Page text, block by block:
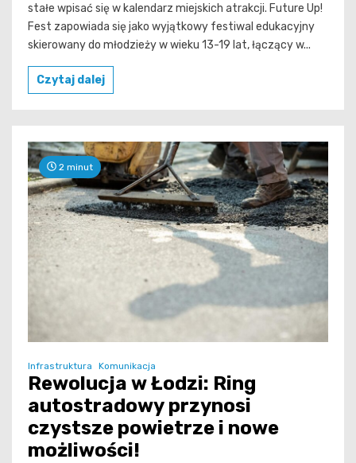
stałe wpisać się w kalendarz miejskich atrakcji. Future Up!
Fest zapowiada się jako wyjątkowy festiwal edukacyjny
skierowany do młodzieży w wieku 13-19 lat, łączący w...
Czytaj dalej
2 minut
Infrastruktura Komunikacja
Rewolucja w Łodzi: Ring
autostradowy przynosi
czystsze powietrze i nowe
możliwości!